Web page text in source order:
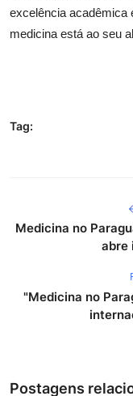
excelência acadêmica
medicina está ao seu
Tag:
Medicina no
abre
"Medicina no
Postagens